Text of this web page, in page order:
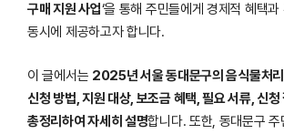
구매 지원 사업‘을 통해 주민들에게 경제적 혜택
동시에 제공하고자 합니다.
이 글에서는 2025년 서울 동대문구의 음식물처
신청 방법, 지원 대상, 보조금 혜택, 필요 서류, 신청
총정리하여 자세히 설명합니다. 또한, 동대문구